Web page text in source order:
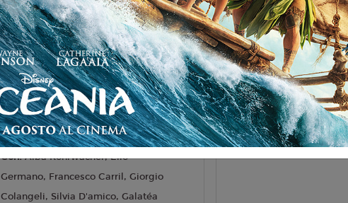
Genere:Dramma
Lingua:Italiano
Regia:Isabel Coixet
Anno:2025
Con:Alba Rohrwacher, Elio
Germano, Francesco Carril, Giorgio
Colangeli, Silvia D'amico, Galatéa